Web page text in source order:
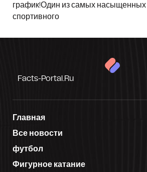
график!Один из самых насыщенных
спортивного
Facts-Portal.ru
Главная
Все новости
футбол
Фигурное катание